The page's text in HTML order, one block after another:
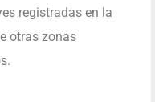
registradas en la
otras zonas